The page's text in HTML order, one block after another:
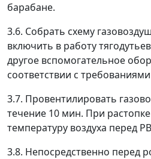
барабане.
3.6. Собрать схему
включить в работу
другое вспомогательное
соответствии с
3.7. Провентилировать
течение 10 мин. При
температуру воздуха перед
3.8. Непосредственно перед